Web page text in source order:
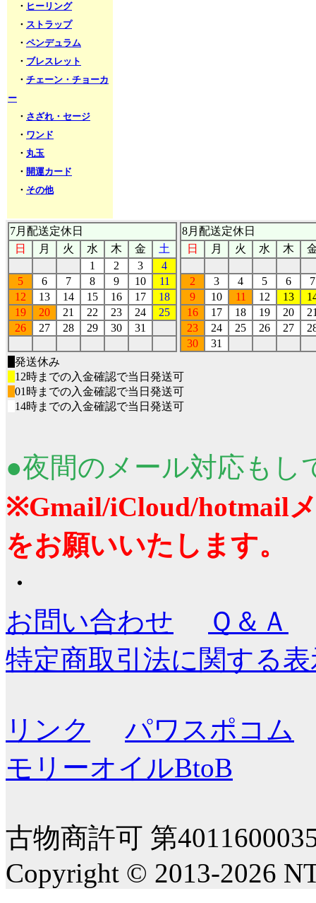
・ ヒーリング
・ ストラップ
・ ペンデュラム
・ ブレスレット
・ チェーン・チョーカ
ー
・ さざれ・セージ
・ ワンド
・ 丸玉
・ 開運カード
・ その他
7月配送定休日
日
月 火 水 木 金
土
1
2 3
4
5
6 7 8 9 10
11
12
13 14 15 16 17
18
19
20 21 22 23 24
25
26
27 28 29 30 31
8月配送定休日
日
月 火 水 木
2 3 4 5 6
7
9
10 11 12 13
16
17 18 19 20
23
24 25 26 27
30
31
発送休み
12時までの入金確認で当日発送可
01時までの入金確認で当日発送可
14時までの入金確認で当日発送可
●夜間のメール対応もし
※Gmail/iCloud/hotmail
をお願いいたします。
・
お問い合わせ
Ｑ＆Ａ
特定商取引法に関する
リンク
パワスポコム
モリーオイルBtoB
古物商許可 第
Copyright © 2013-2026